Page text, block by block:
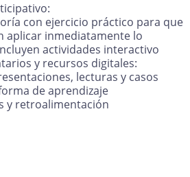
con ejercicio práctico para que
aplicar inmediatamente lo
actividades interactivo
y recursos digitales:
lecturas y casos
de aprendizaje
y retroalimentación